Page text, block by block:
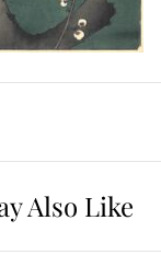
Also Like